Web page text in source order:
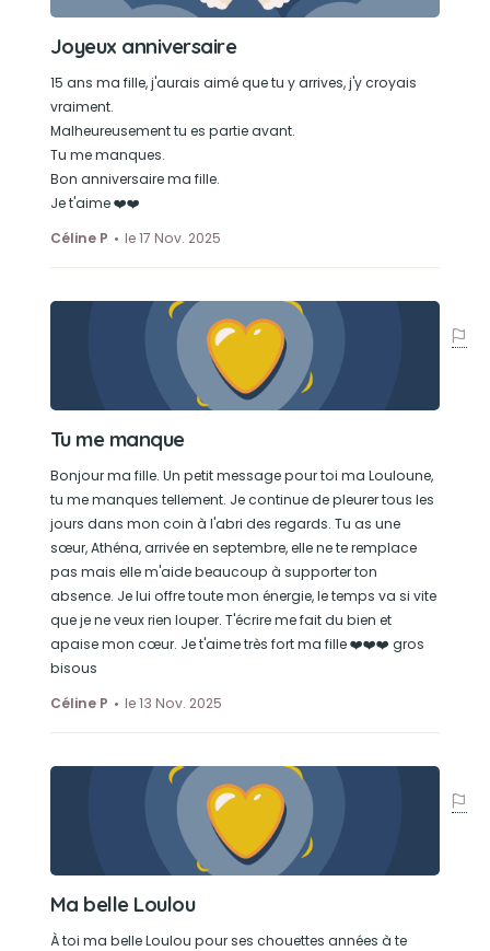
Joyeux anniversaire
15 ans ma fille, j'aurais aimé que tu y arrives, j'y croyais
vraiment.
Malheureusement tu es partie avant.
Tu me manques.
Bon anniversaire ma fille.
Je t'aime ❤️❤️
Céline P
le 17 Nov. 2025
Tu me manque
Bonjour ma fille. Un petit message pour toi ma Louloune,
tu me manques tellement. Je continue de pleurer tous les
jours dans mon coin à l'abri des regards. Tu as une
sœur, Athéna, arrivée en septembre, elle ne te remplace
pas mais elle m'aide beaucoup à supporter ton
absence. Je lui offre toute mon énergie, le temps va si vite
que je ne veux rien louper. T'écrire me fait du bien et
apaise mon cœur. Je t'aime très fort ma fille ❤️❤️❤️ gros
bisous
Céline P
le 13 Nov. 2025
Ma belle Loulou
À toi ma belle Loulou pour ses chouettes années à te